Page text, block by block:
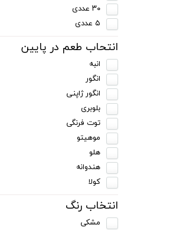
۳۰ عددی
۵ عددی
انتحاب طعم در پایین
انبه
انگور
انگور ژاپنی
بلوبری
توت فرنگی
موهیتو
هلو
هندوانه
کولا
انتخاب رنگ
مشکی